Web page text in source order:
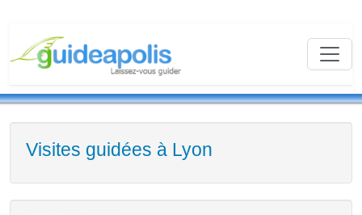
Visites guidées à Lyon